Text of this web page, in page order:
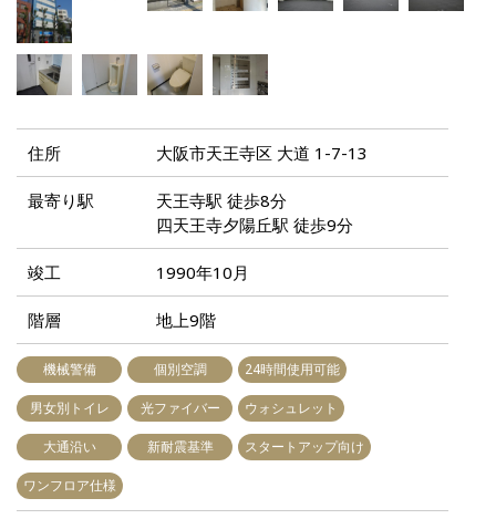
住所 大阪市天王寺区 大道 1-7-13
最寄り駅
天王寺駅 徒歩8分
四天王寺夕陽丘駅 徒歩9分
竣工 1990年10月
階層 地上9階
機械警備 個別空調 24時間使用可能
男女別トイレ 光ファイバー ウォシュレット
大通沿い 新耐震基準 スタートアップ向け
ワンフロア仕様